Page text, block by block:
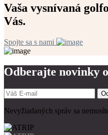
Vaša vysnívaná
Vás.
Spojte sa s nami
Odberajte novinky
Nevyžiadaných správ sa